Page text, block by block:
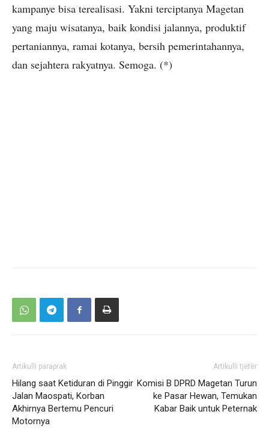
kampanye bisa terealisasi. Yakni terciptanya Magetan
yang maju wisatanya, baik kondisi jalannya, produktif
pertaniannya, ramai kotanya, bersih pemerintahannya,
dan sejahtera rakyatnya. Semoga. (*)
Artikulli paraprak
Hilang saat Ketiduran di Pinggir
Jalan Maospati, Korban
Akhirnya Bertemu Pencuri
Motornya
Artikulli tjetër
Komisi B DPRD Magetan Turun
ke Pasar Hewan, Temukan
Kabar Baik untuk Peternak